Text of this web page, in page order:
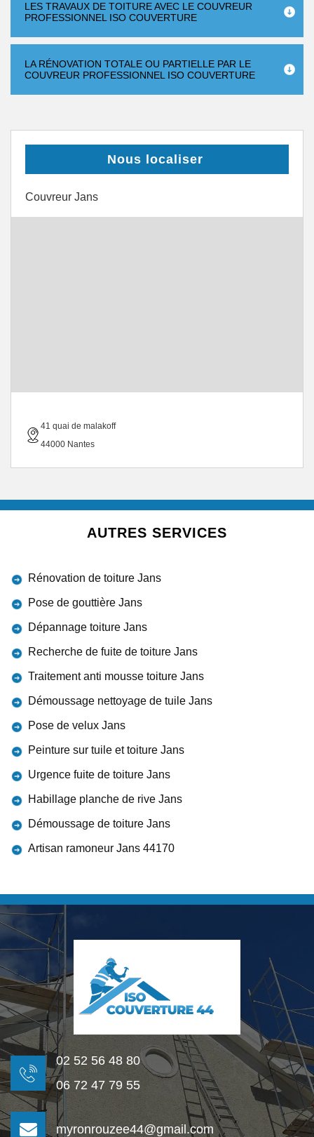
LES TRAVAUX DE TOITURE AVEC LE COUVREUR
PROFESSIONNEL ISO COUVERTURE
LA RÉNOVATION TOTALE OU PARTIELLE PAR LE
COUVREUR PROFESSIONNEL ISO COUVERTURE
Nous localiser
Couvreur Jans
41 quai de malakoff
44000 Nantes
AUTRES SERVICES
Rénovation de toiture Jans
Pose de gouttière Jans
Dépannage toiture Jans
Recherche de fuite de toiture Jans
Traitement anti mousse toiture Jans
Démoussage nettoyage de tuile Jans
Pose de velux Jans
Peinture sur tuile et toiture Jans
Urgence fuite de toiture Jans
Habillage planche de rive Jans
Démoussage de toiture Jans
Artisan ramoneur Jans 44170
02 52 56 48 80
06 72 47 79 55
myronrouzee44@gmail.com